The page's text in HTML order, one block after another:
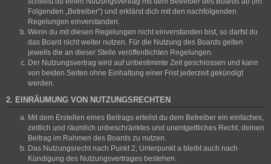
Folgenden „Betreiber“) und erklärst dich mit den nachfolgenden
Regelungen einverstanden.
Wenn du mit diesen Regelungen nicht einverstanden bist, so darfst du
das Board nicht weiter nutzen. Für die Nutzung des Boards gelten
jeweils die an dieser Stelle veröffentlichten Regelungen.
Der Nutzungsvertrag wird auf unbestimmte Zeit geschlossen und kann
von beiden Seiten ohne Einhaltung einer Frist jederzeit gekündigt
werden.
2. EINRÄUMUNG VON NUTZUNGSRECHTEN
Mit dem Erstellen eines Beitrags erteilst du dem Betreiber ein einfaches,
zeitlich und räumlich unbeschränktes und unentgeltliches Recht, deinen
Beitrag im Rahmen des Boards zu nutzen.
Das Nutzungsrecht nach Punkt 2, Unterpunkt a bleibt auch nach
Kündigung des Nutzungsvertrages bestehen.